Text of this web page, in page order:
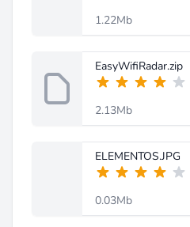
1.22Mb
EasyWifiRadar.zip
2.13Mb
ELEMENTOS.JPG
0.03Mb